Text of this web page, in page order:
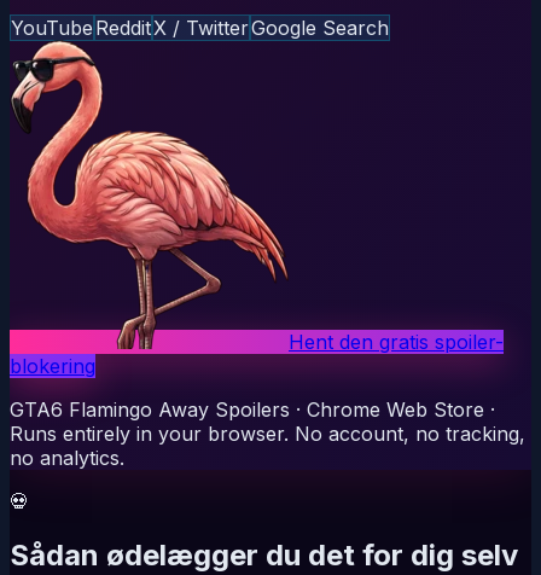
YouTube RedditX / TwitterGoogle Search
Hent den gratis spoiler-
blokering
GTA6 Flamingo Away Spoilers · Chrome Web Store ·
Runs entirely in your browser. No account, no tracking,
no analytics.
💀
Sådan ødelægger du det for dig selv